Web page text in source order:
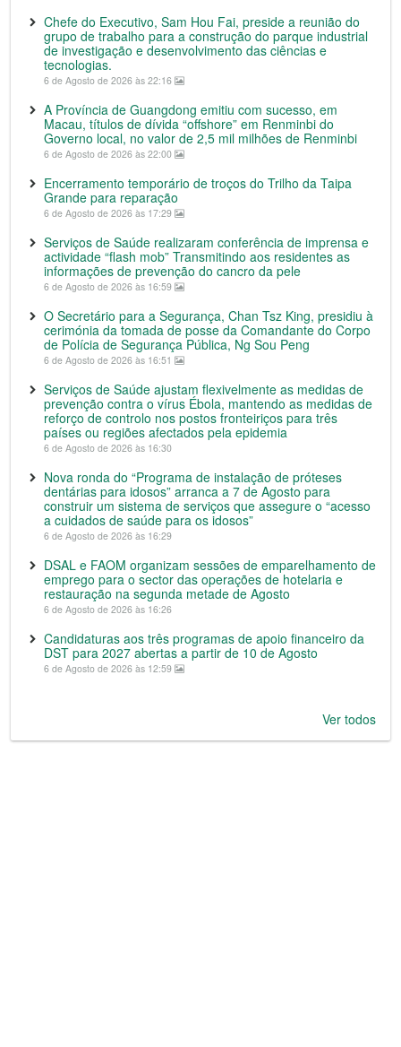
Chefe do Executivo, Sam Hou Fai, preside a reunião do
grupo de trabalho para a construção do parque industrial
de investigação e desenvolvimento das ciências e
tecnologias.
6 de Agosto de 2026 às 22:16
A Província de Guangdong emitiu com sucesso, em
Macau, títulos de dívida “offshore” em Renminbi do
Governo local, no valor de 2,5 mil milhões de Renminbi
6 de Agosto de 2026 às 22:00
Encerramento temporário de troços do Trilho da Taipa
Grande para reparação
6 de Agosto de 2026 às 17:29
Serviços de Saúde realizaram conferência de imprensa e
actividade “flash mob” Transmitindo aos residentes as
informações de prevenção do cancro da pele
6 de Agosto de 2026 às 16:59
O Secretário para a Segurança, Chan Tsz King, presidiu à
cerimónia da tomada de posse da Comandante do Corpo
de Polícia de Segurança Pública, Ng Sou Peng
6 de Agosto de 2026 às 16:51
Serviços de Saúde ajustam flexivelmente as medidas de
prevenção contra o vírus Ébola, mantendo as medidas de
reforço de controlo nos postos fronteiriços para três
países ou regiões afectados pela epidemia
6 de Agosto de 2026 às 16:30
Nova ronda do “Programa de instalação de próteses
dentárias para idosos” arranca a 7 de Agosto para
construir um sistema de serviços que assegure o “acesso
a cuidados de saúde para os idosos”
6 de Agosto de 2026 às 16:29
DSAL e FAOM organizam sessões de emparelhamento de
emprego para o sector das operações de hotelaria e
restauração na segunda metade de Agosto
6 de Agosto de 2026 às 16:26
Candidaturas aos três programas de apoio financeiro da
DST para 2027 abertas a partir de 10 de Agosto
6 de Agosto de 2026 às 12:59
Ver todos